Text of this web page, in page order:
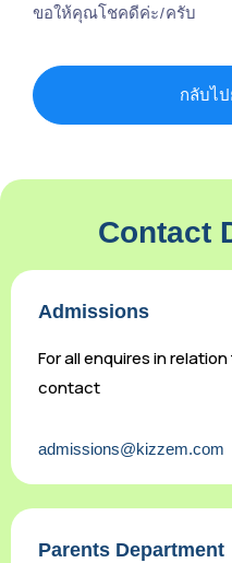
ขอให้คุณโชคดีค่ะ/ครับ
กลับไ
Contact
Admissions
For all enquires in
contact
admissions@kizzem.com
Parents Department